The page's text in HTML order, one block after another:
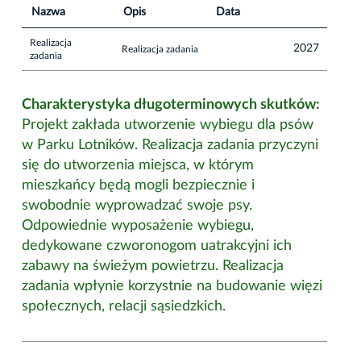
Nazwa Opis Data
Realizacja
zadania
Realizacja zadania 2027
Charakterystyka długoterminowych skutków:
Projekt zakłada utworzenie wybiegu dla psów
w Parku Lotników. Realizacja zadania przyczyni
się do utworzenia miejsca, w którym
mieszkańcy będą mogli bezpiecznie i
swobodnie wyprowadzać swoje psy.
Odpowiednie wyposażenie wybiegu,
dedykowane czworonogom uatrakcyjni ich
zabawy na świeżym powietrzu. Realizacja
zadania wpłynie korzystnie na budowanie więzi
społecznych, relacji sąsiedzkich.